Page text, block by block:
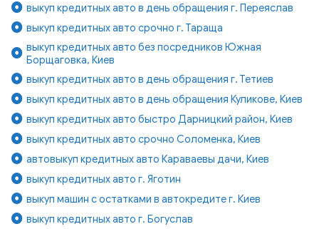
выкуп кредитных авто в день обращения г. Переяслав
выкуп кредитных авто срочно г. Тараща
выкуп кредитных авто без посредников Южная
Борщаговка, Киев
выкуп кредитных авто в день обращения г. Тетиев
выкуп кредитных авто в день обращения Куликове, Киев
выкуп кредитных авто быстро Дарницкий район, Киев
выкуп кредитных авто срочно Соломенка, Киев
автовыкуп кредитных авто Караваевы дачи, Киев
выкуп кредитных авто г. Яготин
выкуп машин с остатками в автокредите г. Киев
выкуп кредитных авто г. Богуслав